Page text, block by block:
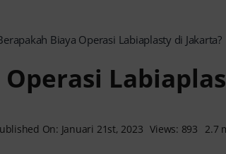
Biaya Operasi Labiaplasty di Jakarta?
On: Januari 21st, 2023 Views: 893 2.7